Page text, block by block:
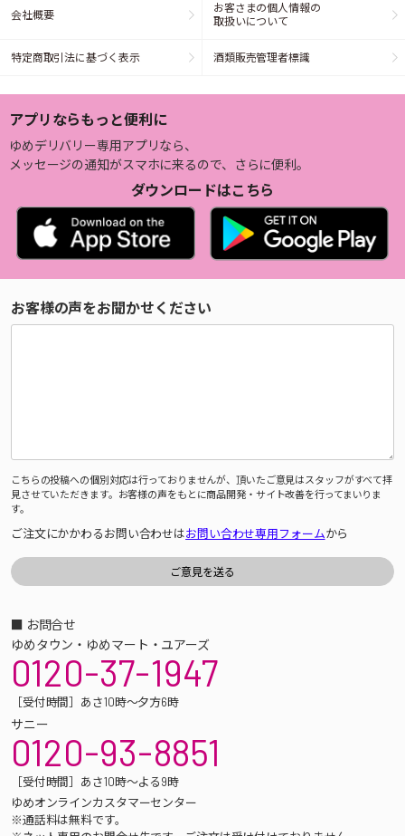
会社概要
お客さまの個人情報の
取扱いについて
特定商取引法に基づく表示 酒類販売管理者標識
アプリならもっと便利に
ゆめデリバリー専用アプリなら、
メッセージの通知がスマホに来るので、さらに便利。
ダウンロードはこちら
お客様の声をお聞かせください
こちらの投稿への個別対応は行っておりませんが、頂いたご意見はスタッフがすべて拝
見させていただきます。お客様の声をもとに商品開発・サイト改善を行ってまいりま
す。
ご注文にかかわるお問い合わせはお問い合わせ専用フォームから
■ お問合せ
ゆめタウン・ゆめマート・ユアーズ
0120-37-1947
［受付時間］あさ10時～夕方6時
サニー
0120-93-8851
［受付時間］あさ10時～よる9時
ゆめオンラインカスタマーセンター
※通話料は無料です。